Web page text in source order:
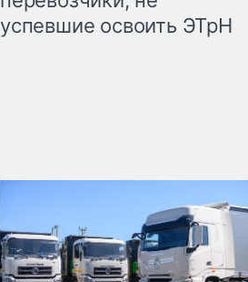
успевшие освоить ЭТрН